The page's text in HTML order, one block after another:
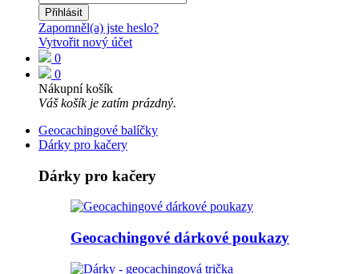
Přihlásit
Zapomněl(a) jste heslo?
Vytvořit nový účet
0
0
Nákupní košík
Váš košík je zatím prázdný.
Geocachingové balíčky
Dárky pro kačery
Dárky pro kačery
Geocachingové dárkové poukazy